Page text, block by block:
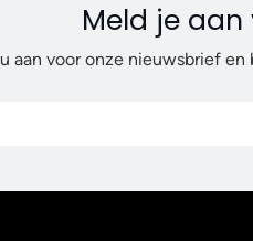
Meld je
aan voor onze nieuwsbrief